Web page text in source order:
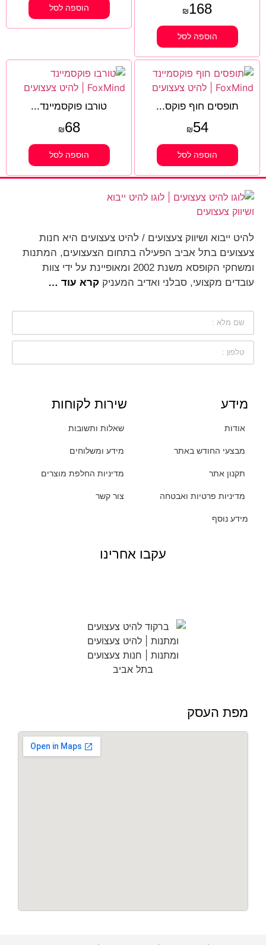
₪168
הוספה לסל
הוספה לסל
תופסים חוף פוקס...
₪54
הוספה לסל
טורבו פוקסמיינד...
₪68
הוספה לסל
להיט ייבוא ושיווק צעצועים / להיט צעצועים היא חנות
צעצועים בתל אביב הפעילה בתחום הצעצועים, המתנות
ומשחקי הקופסא משנת 2002 ומאופיינת על ידי צוות
עובדים מקצועי, סבלני ואדיב המעניק קרא עוד …
מידע
אודות
מבצעי החודש באתר
תקנון אתר
מדיניות פרטיות ואבטחה
מידע נוסף
שירות לקוחות
שאלות ותשובות
מידע ומשלוחים
מדיניות החלפת מוצרים
צור קשר
עקבו אחרינו
מפת העסק